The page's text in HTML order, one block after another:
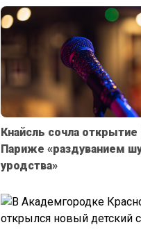
Кнайсль сочла
Париже «раздуванием
уродства»